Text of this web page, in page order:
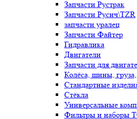
Запчасти Рустрак
Запчасти Русич\TZR
запчасти уралец
Запчасти Файтер
Гидравлика
Двигатели
Запчасти для
Колёса, шины,
Стандартные
Стёкла
Универсальные
Фильтры и наборы